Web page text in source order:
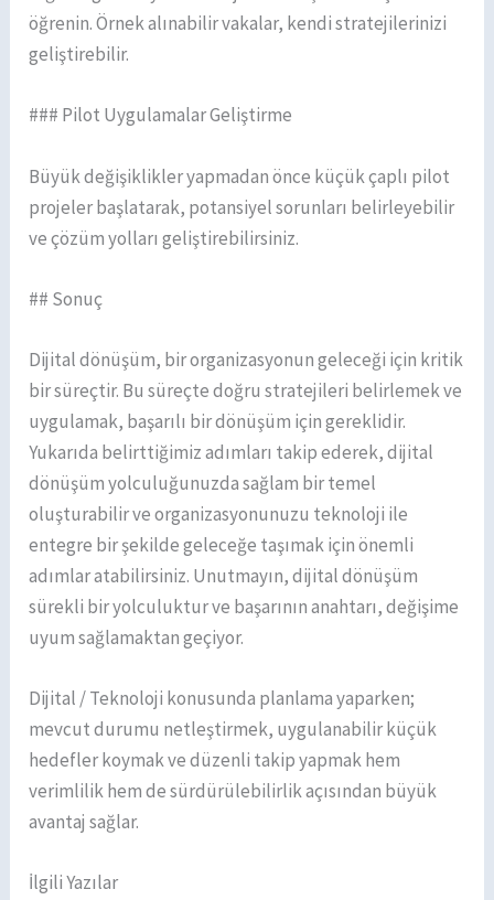
öğrenin. Örnek alınabilir vakalar, kendi stratejilerinizi
geliştirebilir.
### Pilot Uygulamalar Geliştirme
Büyük değişiklikler yapmadan önce küçük çaplı pilot
projeler başlatarak, potansiyel sorunları belirleyebilir
ve çözüm yolları geliştirebilirsiniz.
## Sonuç
Dijital dönüşüm, bir organizasyonun geleceği için kritik
bir süreçtir. Bu süreçte doğru stratejileri belirlemek ve
uygulamak, başarılı bir dönüşüm için gereklidir.
Yukarıda belirttiğimiz adımları takip ederek, dijital
dönüşüm yolculuğunuzda sağlam bir temel
oluşturabilir ve organizasyonunuzu teknoloji ile
entegre bir şekilde geleceğe taşımak için önemli
adımlar atabilirsiniz. Unutmayın, dijital dönüşüm
sürekli bir yolculuktur ve başarının anahtarı, değişime
uyum sağlamaktan geçiyor.
Dijital / Teknoloji konusunda planlama yaparken;
mevcut durumu netleştirmek, uygulanabilir küçük
hedefler koymak ve düzenli takip yapmak hem
verimlilik hem de sürdürülebilirlik açısından büyük
avantaj sağlar.
İlgili Yazılar